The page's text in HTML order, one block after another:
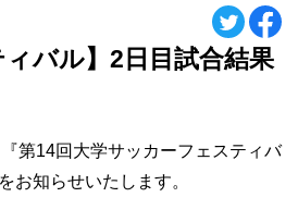
ィバル】2日目試合結果
第14回大学サッカーフェスティバ
お知らせいたします。